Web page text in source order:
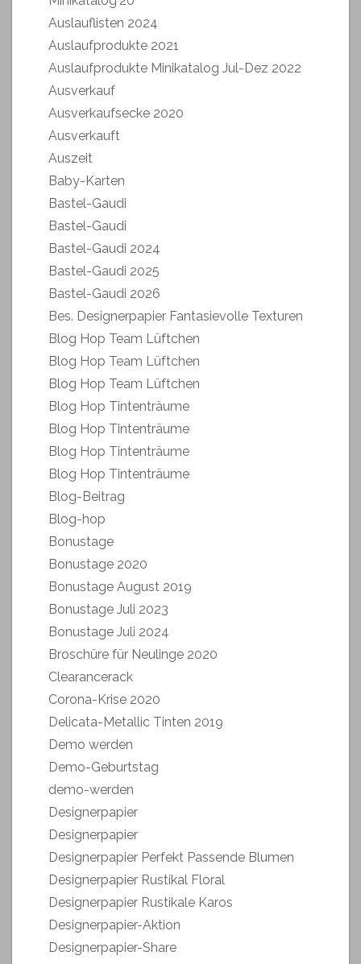
Auslauflisten 2024
Auslaufprodukte 2021
Auslaufprodukte Minikatalog Jul-Dez 2022
Ausverkauf
Ausverkaufsecke 2020
Ausverkauft
Auszeit
Baby-Karten
Bastel-Gaudi
Bastel-Gaudi
Bastel-Gaudi 2024
Bastel-Gaudi 2025
Bastel-Gaudi 2026
Bes. Designerpapier Fantasievolle Texturen
Blog Hop Team Lüftchen
Blog Hop Team Lüftchen
Blog Hop Team Lüftchen
Blog Hop Tintenträume
Blog Hop Tintenträume
Blog Hop Tintenträume
Blog Hop Tintenträume
Blog-Beitrag
Blog-hop
Bonustage
Bonustage 2020
Bonustage August 2019
Bonustage Juli 2023
Bonustage Juli 2024
Broschüre für Neulinge 2020
Clearancerack
Corona-Krise 2020
Delicata-Metallic Tinten 2019
Demo werden
Demo-Geburtstag
demo-werden
Designerpapier
Designerpapier
Designerpapier Perfekt Passende Blumen
Designerpapier Rustikal Floral
Designerpapier Rustikale Karos
Designerpapier-Aktion
Designerpapier-Share